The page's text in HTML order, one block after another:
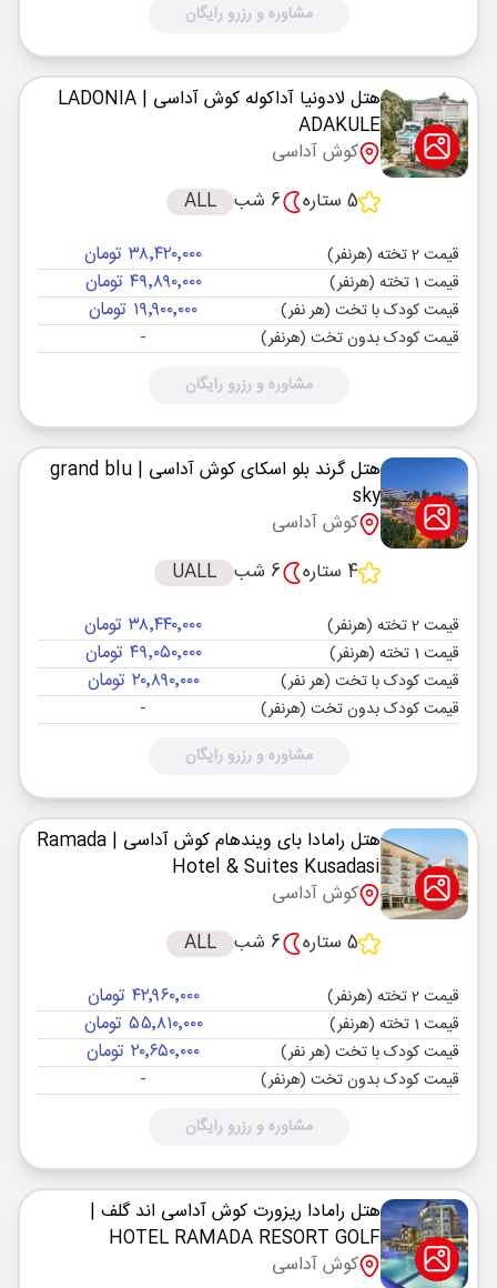
مشاوره و رزرو رایگان
هتل لادونیا آداکوله کوش آداسی
| LADONIA
ADAKULE
کوش آداسی
5 ستاره
6 شب ALL
قیمت 2 تخته (هرنفر) ۳۸٬۴۲۰٬۰۰۰ تومان
قیمت 1 تخته (هرنفر) ۴۹٬۸۹۰٬۰۰۰ تومان
قیمت کودک با تخت (هر نفر) ۱۹٬۹۰۰٬۰۰۰ تومان
قیمت کودک بدون تخت (هرنفر) -
مشاوره و رزرو رایگان
هتل گرند بلو اسکای کوش آداسی
| grand blu
sky
کوش آداسی
4 ستاره
6 شب UALL
قیمت 2 تخته (هرنفر) ۳۸٬۴۴۰٬۰۰۰ تومان
قیمت 1 تخته (هرنفر) ۴۹٬۰۵۰٬۰۰۰ تومان
قیمت کودک با تخت (هر نفر) ۲۰٬۸۹۰٬۰۰۰ تومان
قیمت کودک بدون تخت (هرنفر) -
مشاوره و رزرو رایگان
هتل رامادا بای ویندهام کوش آداسی
| Ramada
Hotel & Suites Kusadasi
کوش آداسی
5 ستاره
6 شب ALL
قیمت 2 تخته (هرنفر) ۴۲٬۹۶۰٬۰۰۰ تومان
قیمت 1 تخته (هرنفر) ۵۵٬۸۱۰٬۰۰۰ تومان
قیمت کودک با تخت (هر نفر) ۲۰٬۶۵۰٬۰۰۰ تومان
قیمت کودک بدون تخت (هرنفر) -
مشاوره و رزرو رایگان
هتل رامادا ریزورت کوش آداسی اند گلف |
HOTEL RAMADA RESORT GOLF
کوش آداسی